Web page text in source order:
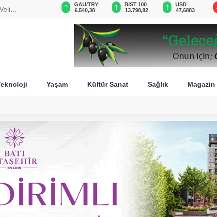
BIST 100
13.798,82
USD
47,6883
EUR
54,9850
Yaşam Kültür Sanat Sağlık Magazin